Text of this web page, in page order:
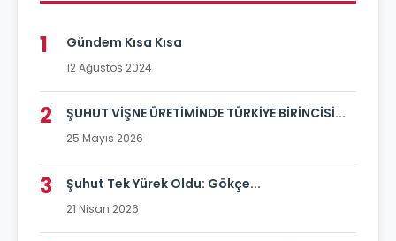
1 Gündem Kısa Kısa
12 Ağustos 2024
2 ŞUHUT VİŞNE ÜRETİMİNDE TÜRKİYE BİRİNCİSİ...
25 Mayıs 2026
3 Şuhut Tek Yürek Oldu: Gökçe...
21 Nisan 2026